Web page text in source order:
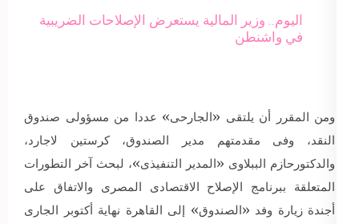
اليوم.. وزير المالية يستعرض الإصلاحات الضريبية
في واشنطن
ومن المقرر أن يلتقى «الجارحى» عددا من مسؤولى صندوق
النقد، وفى مقدمتهم مدير الصندوق، كرستين لاجارد،
والدكتورحازم الببلاوى «المدير التنفيذى»، لبحث آخر التطورات
المتعلقة ببرنامج الإصلاح الاقتصادى المصرى والاتفاق على
أجندة زيارة وفد «الصندوق» إلى القاهرة نهاية أكتوبر الجارى